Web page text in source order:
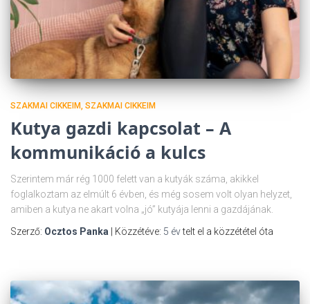
SZAKMAI CIKKEIM SZAKMAI CIKKEIM
Kutya gazdi kapcsolat – A
kommunikáció a kulcs
Szerintem már rég 1000 felett van a kutyák száma, akikkel
foglalkoztam az elmúlt 6 évben, és még sosem volt olyan helyzet,
amiben a kutya ne akart volna „jó” kutyája lenni a gazdájának.
Szerző: Ocztos Panka | Közzétéve: 5 évtelt el a közzététel óta